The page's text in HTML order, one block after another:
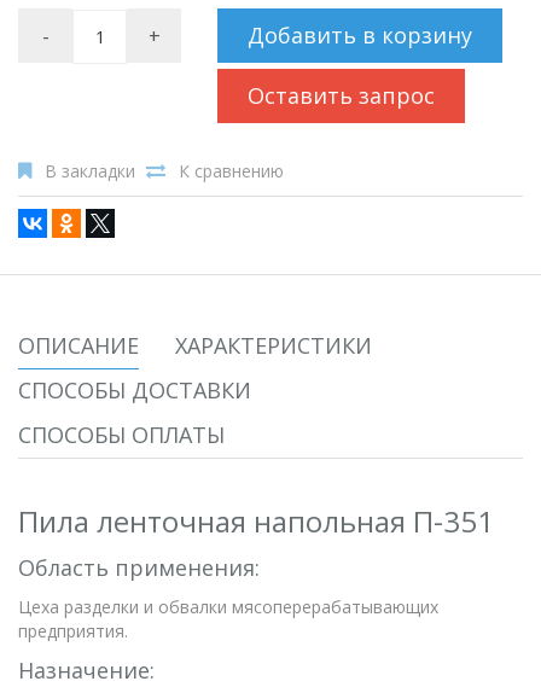
- + Добавить в корзину
Оставить запрос
В закладки К сравнению
ОПИСАНИЕ
ХАРАКТЕРИСТИКИ
СПОСОБЫ ДОСТАВКИ
СПОСОБЫ ОПЛАТЫ
Пила ленточная напольная П-351
Область применения:
Цеха разделки и обвалки мясоперерабатывающих
предприятия.
Назначение: